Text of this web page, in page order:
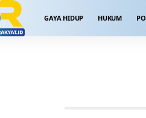
GAYA HIDUP HUKUM